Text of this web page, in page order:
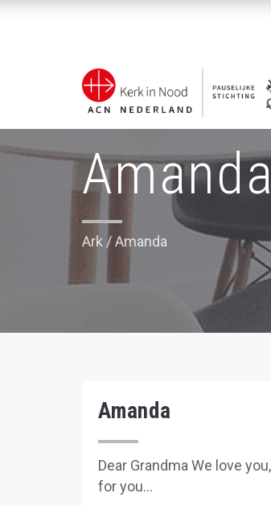
Ark /Amanda
Amanda
Dear Grandma We love
for you...